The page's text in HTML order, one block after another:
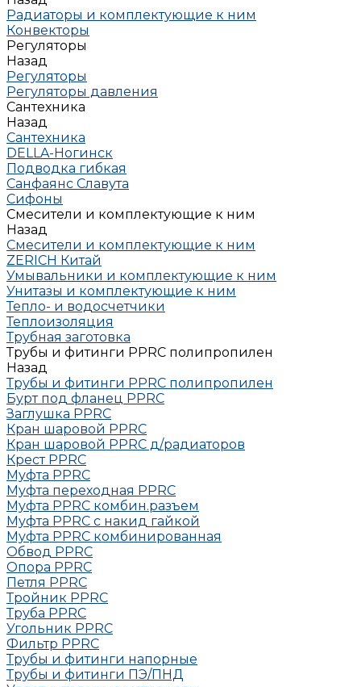
Радиаторы и комплектующие к ним
Конвекторы
Регуляторы
Назад
Регуляторы
Регуляторы давления
Сантехника
Назад
Сантехника
DELLA-Ногинск
Подводка гибкая
Санфаянс Славута
Сифоны
Смесители и комплектующие к ним
Назад
Смесители и комплектующие к ним
ZERICH Китай
Умывальники и комплектующие к ним
Унитазы и комплектующие к ним
Тепло- и водосчетчики
Теплоизоляция
Трубная заготовка
Трубы и фитинги PPRC полипропилен
Назад
Трубы и фитинги PPRC полипропилен
Бурт под фланец РРRC
Заглушка РРRC
Кран шаровой PPRC
Кран шаровой PPRC д/радиаторов
Крест PPRC
Муфта PPRC
Муфта переходная PPRC
Муфта РРRC комбин.разъем
Муфта PPRC с накид гайкой
Муфта РРRC комбинированная
Обвод РРRC
Опора РРRC
Петля РРRC
Тройник РРRC
Труба РРRC
Угольник РРRC
Фильтр PPRC
Трубы и фитинги напорные
Трубы и фитинги ПЭ/ПНД